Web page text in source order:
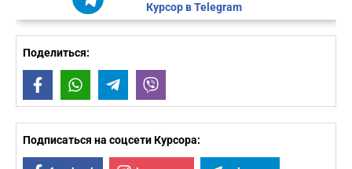
Курсор в Telegram
Поделиться:
FacebookWhatsAppTelegram
Подписаться на соцсети Курсора: